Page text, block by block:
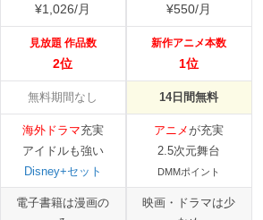
¥1,026/月 ¥550/月
見放題 作品数
2位
新作アニメ本数
1位
無料期間なし 14日間無料
海外ドラマ充実
アイドルも強い
Disney+セット
アニメが充実
2.5次元舞台
DMMポイント
電子書籍は漫画の
映画・ドラマは少